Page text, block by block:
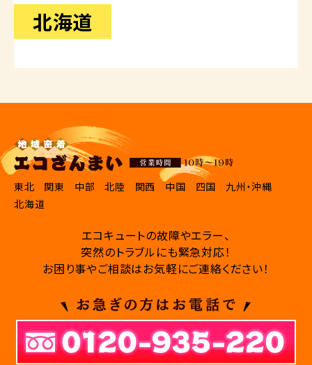
北海道
東北 関東 中部 北陸 関西 中国 四国
九州・沖縄
北海道
エコキュートの故障やエラー、
突然のトラブルにも緊急対応！
お困り事やご相談はお気軽にご連絡ください！